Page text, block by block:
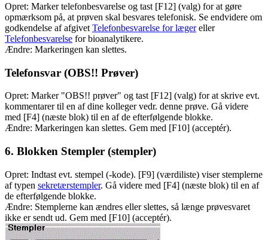
Opret: Marker telefonbesvarelse og tast [F12] (valg) for at gøre
opmærksom på, at prøven skal besvares telefonisk. Se endvidere om
godkendelse af afgivet Telefonbesvarelse for lægereller
Telefonbesvarelse for bioanalytikere.
Ændre: Markeringen kan slettes.
Telefonsvar (OBS!! Prøver)
Opret: Marker "OBS!! prøver" og tast [F12] (valg) for at skrive evt.
kommentarer til en af dine kolleger vedr. denne prøve. Gå videre
med [F4] (næste blok) til en af de efterfølgende blokke.
Ændre: Markeringen kan slettes. Gem med [F10] (acceptér).
6. Blokken Stempler (stempler)
Opret: Indtast evt. stempel (-kode). [F9] (værdiliste) viser stemplerne
af typen sekretærstempler. Gå videre med [F4] (næste blok) til en af
de efterfølgende blokke.
Ændre: Stemplerne kan ændres eller slettes, så længe prøvesvaret
ikke er sendt ud. Gem med [F10] (acceptér).